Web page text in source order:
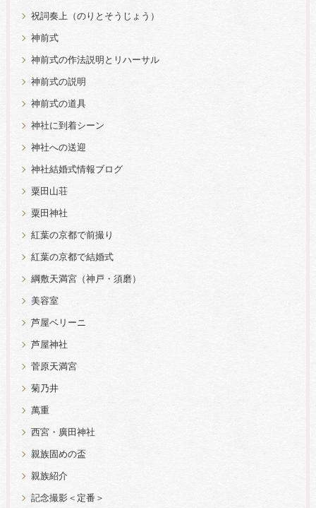
祝詞奏上（のりとそうじょう）
神前式
神前式の作法説明とリハーサル
神前式の説明
神前式の道具
神社に到着シーン
神社への送迎
神社結婚式情報ブログ
粟田山荘
粟田神社
紅葉の京都で前撮り
紅葉の京都で結婚式
綱敷天満宮（神戸・須磨）
美容室
芦屋ベリーニ
芦屋神社
菅原天満宮
菊乃井
萬重
西宮・廣田神社
親族固めの盃
親族紹介
記念撮影＜定番＞